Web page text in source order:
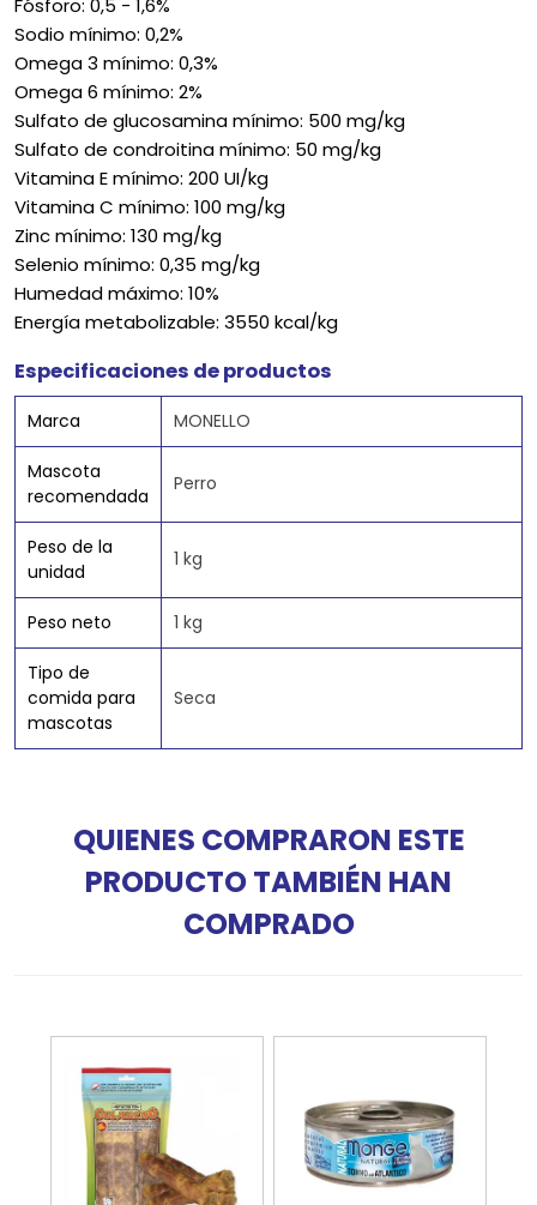
Fósforo: 0,5 - 1,6%
Sodio mínimo: 0,2%
Omega 3 mínimo: 0,3%
Omega 6 mínimo: 2%
Sulfato de glucosamina mínimo: 500 mg/kg
Sulfato de condroitina mínimo: 50 mg/kg
Vitamina E mínimo: 200 UI/kg
Vitamina C mínimo: 100 mg/kg
Zinc mínimo: 130 mg/kg
Selenio mínimo: 0,35 mg/kg
Humedad máximo: 10%
Energía metabolizable: 3550 kcal/kg
Especificaciones de productos
Marca MONELLO
Mascota
recomendada
Perro
Peso de la
unidad
1 kg
Peso neto 1 kg
Tipo de
comida para
mascotas
Seca
QUIENES COMPRARON ESTE
PRODUCTO TAMBIÉN HAN
COMPRADO